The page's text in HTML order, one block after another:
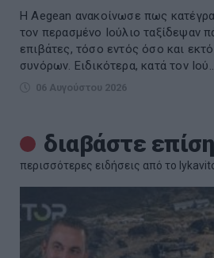
Η Aegean ανακοίνωσε πως
τον περασμένο Ιούλιο ταξίδεψαν
επιβάτες, τόσο εντός όσο και
συνόρων. Ειδικότερα, κατά τον
06 Αυγούστου 2026
διαβάστε
περισσότερες ειδήσεις από το